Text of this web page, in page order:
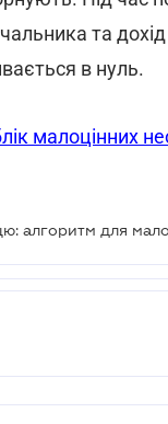
та
в нуль.
малоцінних